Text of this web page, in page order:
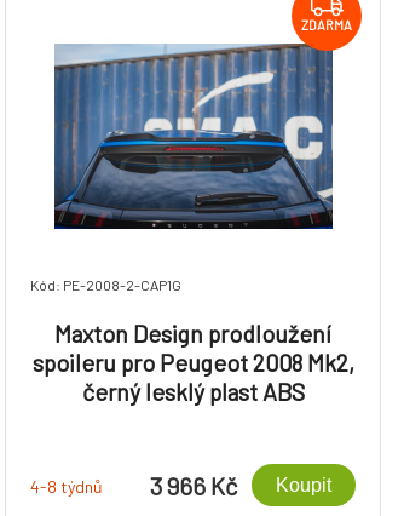
ZDARMA
Kód: PE-2008-2-CAP1G
Maxton Design prodloužení
spoileru pro Peugeot 2008 Mk2,
černý lesklý plast ABS
4-8 týdnů 3 966 Kč Koupit